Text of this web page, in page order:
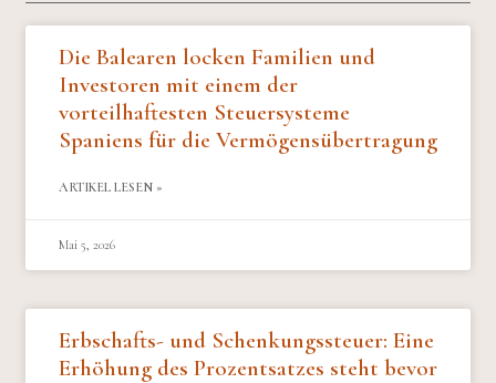
Die Balearen locken Familien und
Investoren mit einem der
vorteilhaftesten Steuersysteme
Spaniens für die Vermögensübertragung
ARTIKEL LESEN »
Mai 5, 2026
Erbschafts- und Schenkungssteuer: Eine
Erhöhung des Prozentsatzes steht bevor